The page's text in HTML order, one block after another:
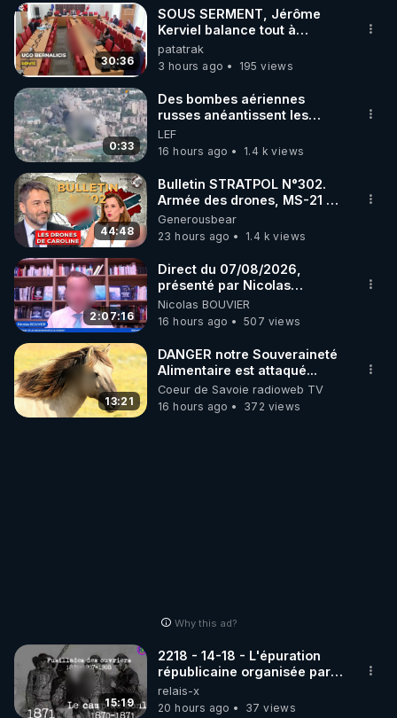
▶ 30 jours gratuit sur l’application de méditation et
de bien-être ENVOL :
Rendez-vous sur https://www.envol.app/code
le code : REGENERE
30:36
SOUS SERMENT, Jérôme
Kerviel balance tout à
l'Assemblée !
patatrak
3 hours ago
195 views
0:33
Des bombes aériennes
russes anéantissent les
centres de contrôle de
drones de 3 brigades
ukrainienne
LEF
16 hours ago
1.4 k views
44:48
Bulletin STRATPOL N°302.
Armée des drones, MS-21 en
série, missiles coréens.
07.08.2026.
Generousbear
23 hours ago
1.4 k views
2:07:16
Direct du 07/08/2026,
présenté par Nicolas
BOUVIER
Nicolas BOUVIER
16 hours ago
507 views
13:21
DANGER notre Souveraineté
Alimentaire est attaqué...
Coeur de Savoie radioweb TV
16 hours ago
372 views
Why this ad?
15:19
2218 - 14-18 - L'épuration
républicaine organisée par
les frères de la truelle
relais-x
20 hours ago
37 views